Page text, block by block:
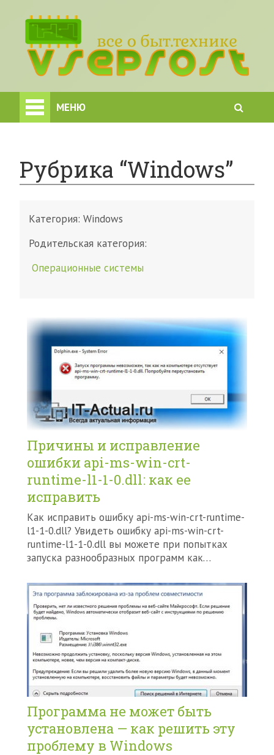
МЕНЮ
Рубрика “Windows”
Категория: Windows
Родительская категория:
Операционные системы
Причины и исправление
ошибки api-ms-win-crt-
runtime-l1-1-0.dll: как ее
исправить
Как исправить ошибку api-ms-win-crt-runtime-
l1-1-0.dll? Увидеть ошибку api-ms-win-crt-
runtime-l1-1-0.dll вы можете при попытках
запуска разнообразных программ как…
Программа не может быть
установлена — как решить эту
проблему в Windows